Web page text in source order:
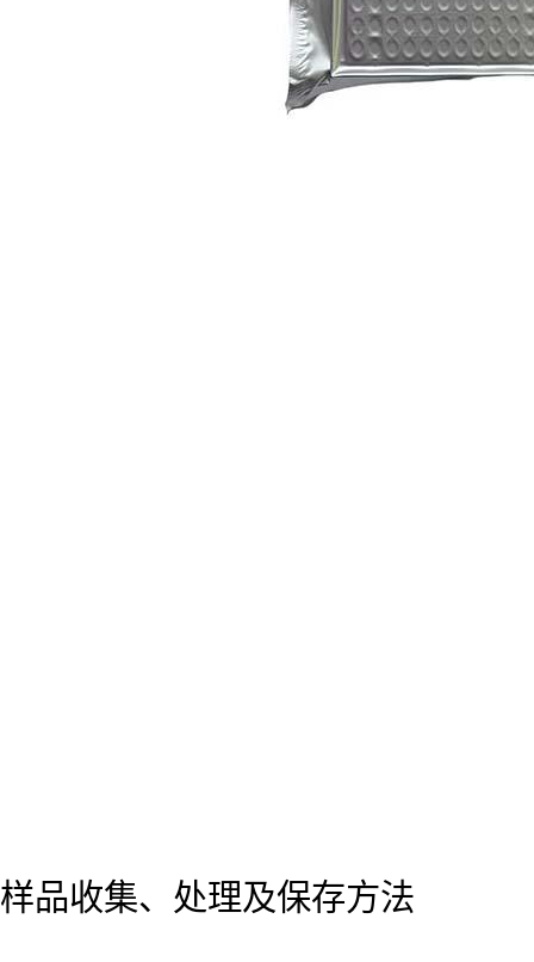
样品收集、处理及保存方法